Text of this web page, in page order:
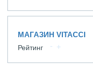
МАГАЗИН VITACCI
Рейтинг